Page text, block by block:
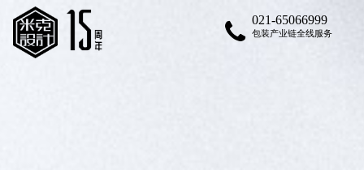
021-65066999
包装产业链全线服务